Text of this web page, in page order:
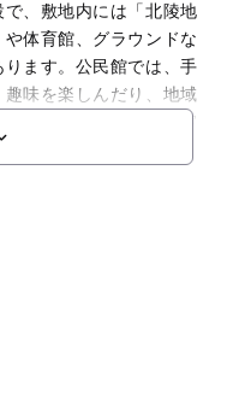
、敷地内には「北陵地
体育館、グラウンドな
ます。公民館では、手
味を楽しんだり、地域
内には会議室や調理室